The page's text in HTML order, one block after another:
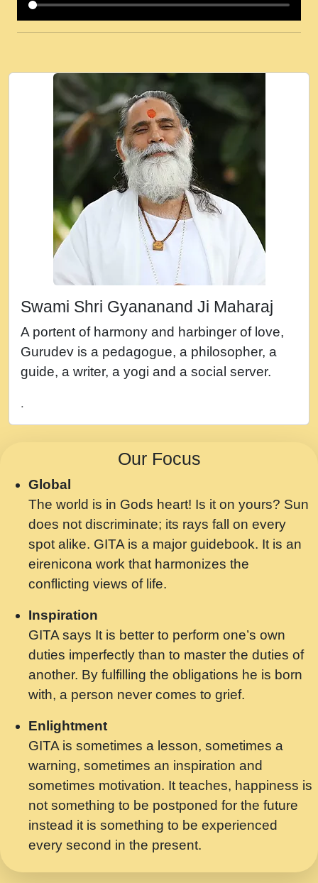
कई पकड क मर हथ र मह वदवन पहच दय! मह जन
Ki - Krishna Bhajan - New Bhajan 2020
#Ishwar Bhakti.mp3
जब से गीता ज्ञान पाया मैं बड़ी मस्ती में हूँ । 2018 -
Rishikesh - Ratan Ji Rasik.mp3
तन हल दल द सनव मड उतत सर रख क, नल रव त
गल लग जव त सर उतत हथ रख द!.mp3
तू कर प्रीतम से प्रीत, यूहीं दिन बीतते जाते हैं ।
2018 - Rishikesh - Swami Gyananand Ji
Maharaj.mp3
न म गवद गपल गद फर, पयर महन न रझद फर! shri
नह भरस रह लडडल... अपन खट करम क !!!! मह दद
सहर चरण क .....mp3
बगड नसब कसन सवर तर बगर Shri ravinandan
shastri ji maharaj.mp3
Chahe Ram Ho Chahe Shyam Ho.mp3
मझ अपन जवन बनन न आय, रठ हर क मनन न आय
Shri ravinandan shastri ji maharaj.mp3
मन अशांत मंत्र जाप - गीता प्रेरणा -Swami
Gyananand Ji Maharaj.mp3
मन बध लय परम वल कगन Special Shyam
Saawariya.mp3
मर गनय न अपरध लडडल शर रध.... Shri
ravinandan shastri ji maharaj.mp3
मेरे मन हरी का ध्यान लगा - भजन भाव - 2018 -
Rishikesh - Swami Gyananand Ji
Maharaj.mp3
यह हसरत तलब ह नकज कमर Yahi Hasraten
Talab Hai Bhav Pravah #bhajan.mp3
लडल ज बल ल क ज न लग Sadhvi Purnima Ji
7.9.2021 जवल नगर दलल #बसर.mp3
सख भ मझ पयर ह दख भ मझ पयर ह!छड म कस दत
Swami Shri Gyananand Ji Maharaj
A portent of harmony and harbinger of love,
Gurudev is a pedagogue, a philosopher, a
guide, a writer, a yogi and a social server.
.
Our Focus
Global
The world is in Gods heart! Is it on yours? Sun
does not discriminate; its rays fall on every
spot alike. GITA is a major guidebook. It is an
eirenicona work that harmonizes the
conflicting views of life.
Inspiration
GITA says It is better to perform one’s own
duties imperfectly than to master the duties of
another. By fulfilling the obligations he is born
with, a person never comes to grief.
Enlightment
GITA is sometimes a lesson, sometimes a
warning, sometimes an inspiration and
sometimes motivation. It teaches, happiness is
not something to be postponed for the future
instead it is something to be experienced
every second in the present.